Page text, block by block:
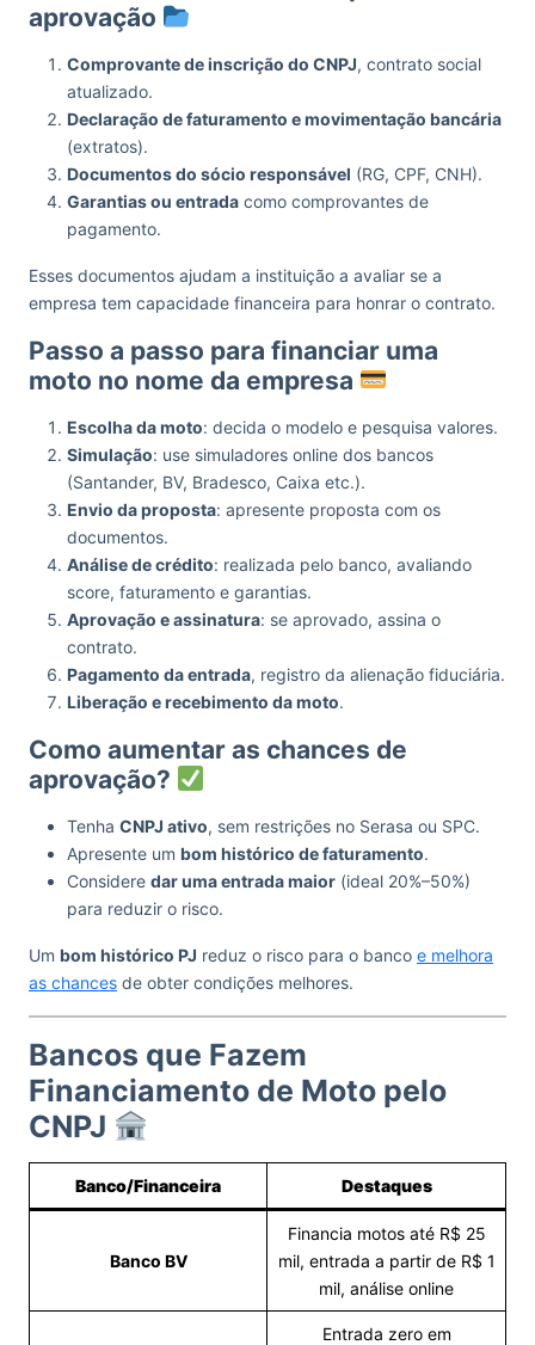
aprovação
Comprovante de inscrição do CNPJ, contrato social
atualizado.
Declaração de faturamento e movimentação bancária
(extratos).
Documentos do sócio responsável (RG, CPF, CNH).
Garantias ou entrada como comprovantes de
pagamento.
Esses documentos ajudam a instituição a avaliar se a
empresa tem capacidade financeira para honrar o contrato.
Passo a passo para financiar uma
moto no nome da empresa
Escolha da moto: decida o modelo e pesquisa valores.
Simulação: use simuladores online dos bancos
(Santander, BV, Bradesco, Caixa etc.).
Envio da proposta: apresente proposta com os
documentos.
Análise de crédito: realizada pelo banco, avaliando
score, faturamento e garantias.
Aprovação e assinatura: se aprovado, assina o
contrato.
Pagamento da entrada, registro da alienação fiduciária.
Liberação e recebimento da moto.
Como aumentar as chances de
aprovação?
Tenha CNPJ ativo, sem restrições no Serasa ou SPC.
Apresente um bom histórico de faturamento.
Considere dar uma entrada maior (ideal 20%–50%)
para reduzir o risco.
Um bom histórico PJ reduz o risco para o banco e melhora
as chances de obter condições melhores.
Bancos que Fazem
Financiamento de Moto pelo
CNPJ
Banco/Financeira Destaques
Banco BV
Financia motos até R$ 25
mil, entrada a partir de R$ 1
mil, análise online
Entrada zero em